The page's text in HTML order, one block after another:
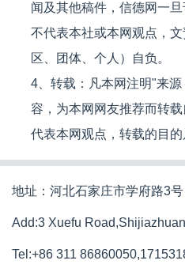
闻及其他稿件，信德网一
不代表本社或本网观点，
区、团体、个人）自负。
4、转载：凡本网注明"来源
容，为本网网友推荐而转
代表本网观点，转载的目的
地址：河北石家庄市学府路3
Add:3 Xuefu
Tel:+86 311